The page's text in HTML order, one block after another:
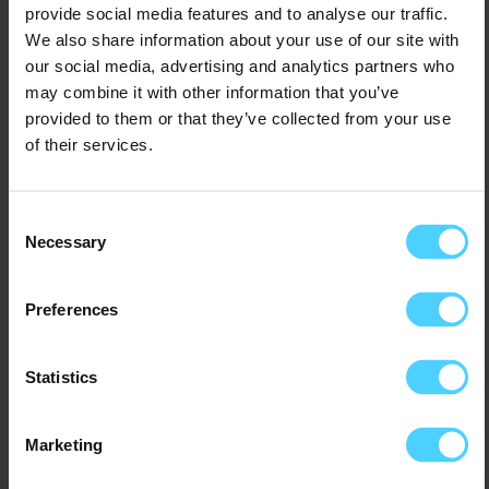
provide social media features and to analyse our traffic.
We also share information about your use of our site with
our social media, advertising and analytics partners who
may combine it with other information that you’ve
provided to them or that they’ve collected from your use
of their services.
Selection
Necessary
Preferences
Statistics
Marketing
je de efficiëntie van je showroom
verhogen en de klantbeleving
verbeteren. Dit resulteert in een meer
gestroomlijnd verkoopproces en hogere
klanttevredenheid. Benieuwd naar meer
Met de juiste tools en technologie kun je
up-to-date is en je klanten de beste
contact met ons op voor een vrijblijvend
Meer weten? Test onze oplossing 14